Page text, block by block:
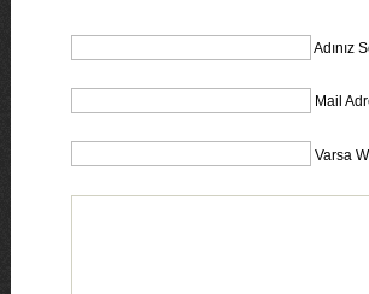
Adınız
Mail
Varsa